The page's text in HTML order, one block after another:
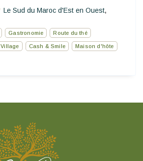
Le Sud du Maroc d'Est en Ouest,
Gastronomie Route du thé
Village Cash & Smile Maison d'hôte